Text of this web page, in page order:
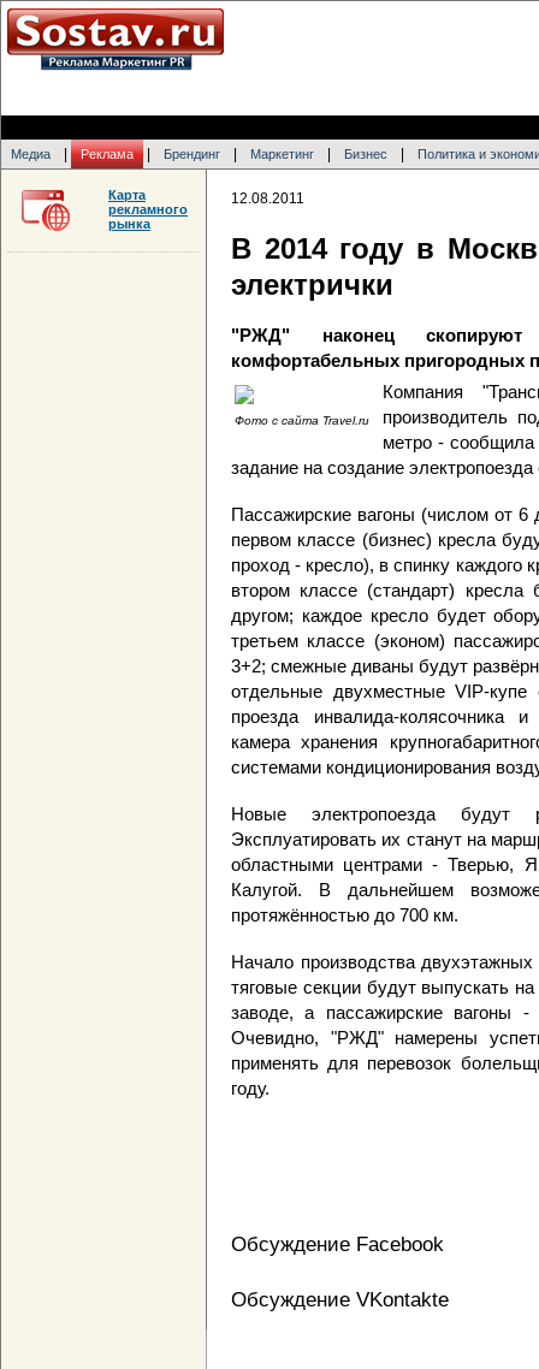
Медиа Реклама Брендинг Маркетинг Бизнес Политика и
12.08.2011
В 2014 году в
электрички
"РЖД" наконец
комфортабельных пригородных
Фото с сайта Travel.ru
Компания
производитель
метро -
задание на создание
Пассажирские вагоны (числом от
первом классе (бизнес) кресла
проход - кресло), в спинку каждого
втором классе (стандарт)
другом; каждое кресло будет
третьем классе (эконом)
3+2; смежные диваны будут
отдельные двухместные VIP-
проезда инвалида-колясочника
камера хранения
системами кондиционирования
Новые электропоезда будут
Эксплуатировать их станут на
областными центрами - Тверью,
Калугой. В дальнейшем
протяжённостью до 700 км.
Начало производства
тяговые секции будут выпускать
заводе, а пассажирские вагоны -
Очевидно, "РЖД" намерены
применять для перевозок
году.
Обсуждение Facebook
Обсуждение VKontakte
Карта
рекламного
рынка